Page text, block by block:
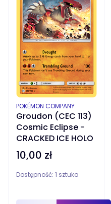
Groudon (CEC 113)
Cosmic Eclipse -
CRACKED ICE HOLO
PRODUCENT
POKÉMON COMPANY
Cena
10,00 zł
Dostępność: 1 sztuka